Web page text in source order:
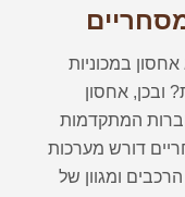
במכוניות
ובכן, אחסון
המתקדמות
דורש מערכות
ומגוון של